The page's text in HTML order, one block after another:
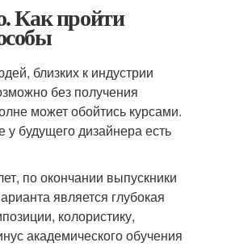
Как пройти
близких к индустрии
без получения
может обойтись курсами.
у будущего дизайнера есть
по окончании выпускники
является глубокая
колористику,
академического обучения